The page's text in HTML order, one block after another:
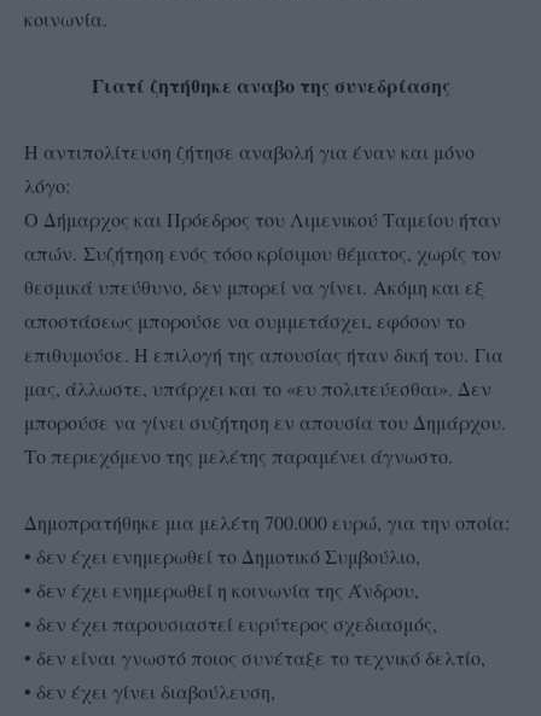
κοινωνία.
Γιατί ζητήθηκε αναβο της συνεδρίασης
Η αντιπολίτευση ζήτησε αναβολή για έναν και μόνο
λόγο:
Ο Δήμαρχος και Πρόεδρος του Λιμενικού Ταμείου ήταν
απών. Συζήτηση ενός τόσο κρίσιμου θέματος, χωρίς τον
θεσμικά υπεύθυνο, δεν μπορεί να γίνει. Ακόμη και εξ
αποστάσεως μπορούσε να συμμετάσχει, εφόσον το
επιθυμούσε. Η επιλογή της απουσίας ήταν δική του. Για
μας, άλλωστε, υπάρχει και το «ευ πολιτεύεσθαι». Δεν
μπορούσε να γίνει συζήτηση εν απουσία του Δημάρχου.
Το περιεχόμενο της μελέτης παραμένει άγνωστο.
Δημοπρατήθηκε μια μελέτη 700.000 ευρώ, για την οποία:
• δεν έχει ενημερωθεί το Δημοτικό Συμβούλιο,
• δεν έχει ενημερωθεί η κοινωνία της Άνδρου,
• δεν έχει παρουσιαστεί ευρύτερος σχεδιασμός,
• δεν είναι γνωστό ποιος συνέταξε το τεχνικό δελτίο,
• δεν έχει γίνει διαβούλευση,